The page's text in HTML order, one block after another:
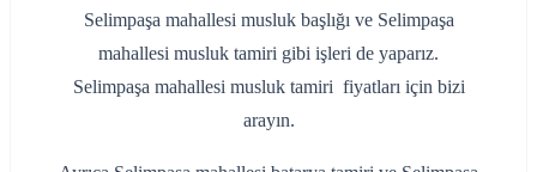
Selimpaşa mahallesi musluk başlığı ve Selimpaşa
mahallesi musluk tamiri gibi işleri de yaparız.
Selimpaşa mahallesi musluk tamiri fiyatları için bizi
arayın.